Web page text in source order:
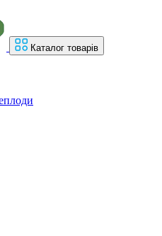
Каталог товарів